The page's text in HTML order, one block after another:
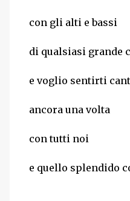
con gli alti e bassi
di qualsiasi grande
e voglio sentirti
ancora una volta
con tutti noi
e quello splendido